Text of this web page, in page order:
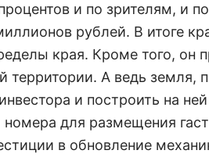
и по зрителям, и
рублей. В итоге
края. Кроме того, он
территории. А ведь земля,
и построить на
для размещения
в обновление